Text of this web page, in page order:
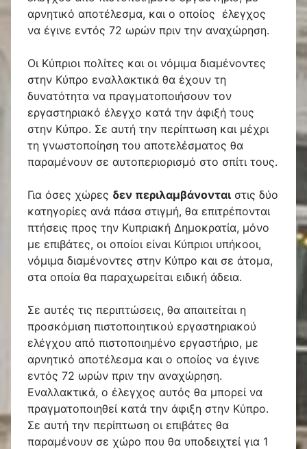
αρνητικό αποτέλεσμα, και ο οποίος έλεγχος
να έγινε εντός 72 ωρών πριν την αναχώρηση.
Οι Κύπριοι πολίτες και οι νόμιμα διαμένοντες
στην Κύπρο εναλλακτικά θα έχουν τη
δυνατότητα να πραγματοποιήσουν τον
εργαστηριακό έλεγχο κατά την άφιξή τους
στην Κύπρο. Σε αυτή την περίπτωση και μέχρι
τη γνωστοποίηση του αποτελέσματος θα
παραμένουν σε αυτοπεριορισμό στο σπίτι τους.
Για όσες χώρες δεν περιλαμβάνονται στις δύο
κατηγορίες ανά πάσα στιγμή, θα επιτρέπονται
πτήσεις προς την Κυπριακή Δημοκρατία, μόνο
με επιβάτες, οι οποίοι είναι Κύπριοι υπήκοοι,
νόμιμα διαμένοντες στην Κύπρο και σε άτομα,
στα οποία θα παραχωρείται ειδική άδεια.
Σε αυτές τις περιπτώσεις, θα απαιτείται η
προσκόμιση πιστοποιητικού εργαστηριακού
ελέγχου από πιστοποιημένο εργαστήριο, με
αρνητικό αποτέλεσμα και ο οποίος να έγινε
εντός 72 ωρών πριν την αναχώρηση.
Εναλλακτικά, ο έλεγχος αυτός θα μπορεί να
πραγματοποιηθεί κατά την άφιξη στην Κύπρο.
Σε αυτή την περίπτωση οι επιβάτες θα
παραμένουν σε χώρο που θα υποδειχτεί για 1